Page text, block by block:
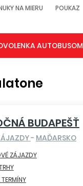
NA MIERU
POUKAZ
AUTOBUSOM
BUDAPEŠŤ
- MAĎARSKO
ZÁJAZDY